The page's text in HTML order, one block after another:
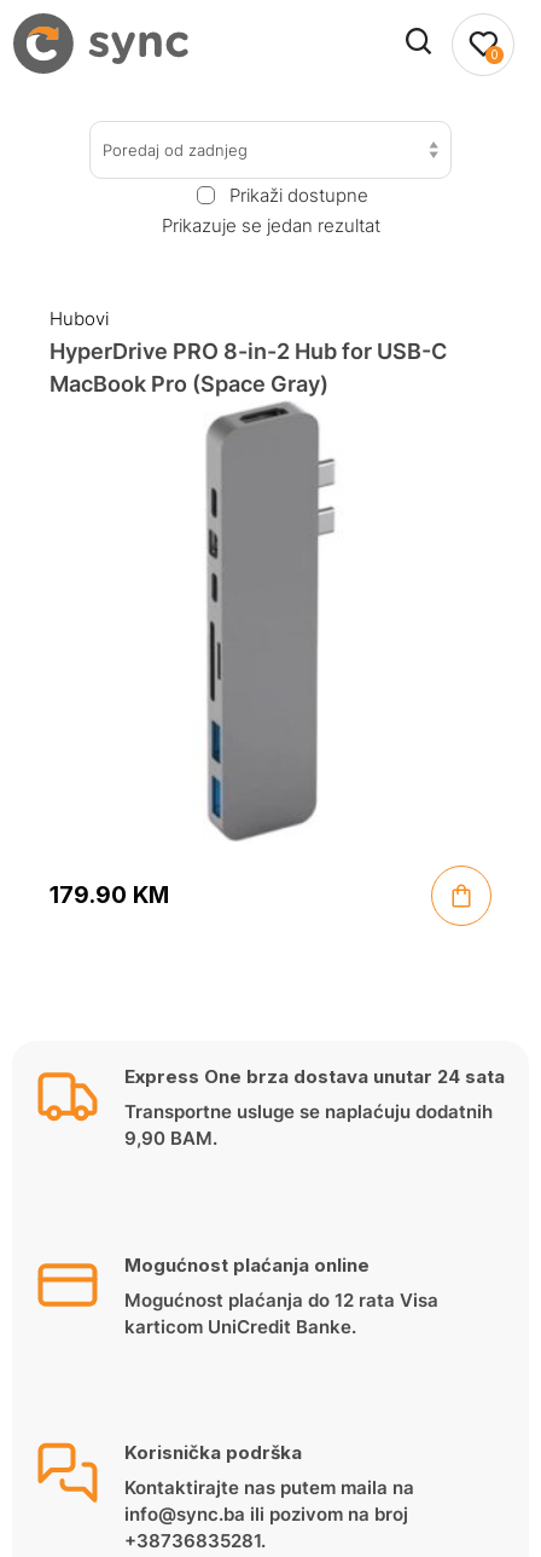
0
Poredaj od zadnjeg
Prikaži dostupne
Prikazuje se jedan rezultat
Hubovi
HyperDrive PRO 8-in-2 Hub for USB-C
MacBook Pro (Space Gray)
179.90 KM
Express One brza dostava unutar 24 sata
Transportne usluge se naplaćuju dodatnih
9,90 BAM.
Mogućnost plaćanja online
Mogućnost plaćanja do 12 rata Visa
karticom UniCredit Banke.
Korisnička podrška
Kontaktirajte nas putem maila na
info@sync.ba ili pozivom na broj
+38736835281.